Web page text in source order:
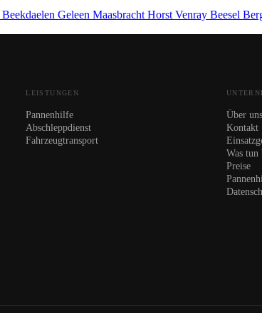
Beekdaelen Geleen Maasbracht Horst Venray Beesel
LEISTUNGEN
Pannenhilfe
Abschleppdienst
Fahrzeugtransport
Über uns
Kontakt
Was tun
Preise